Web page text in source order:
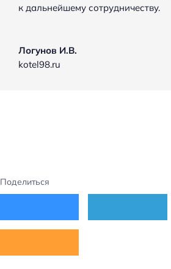
к дальнейшему сотрудничеству.
Логунов И.В.
kotel98.ru
Поделиться